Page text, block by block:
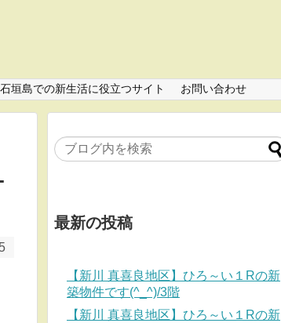
石垣島での新生活に役立つサイト お問い合わせ
最新の投稿
【新川 真喜良地区】ひろ～い１Rの新
築物件です(^_^)/3階
【新川 真喜良地区】ひろ～い１Rの新